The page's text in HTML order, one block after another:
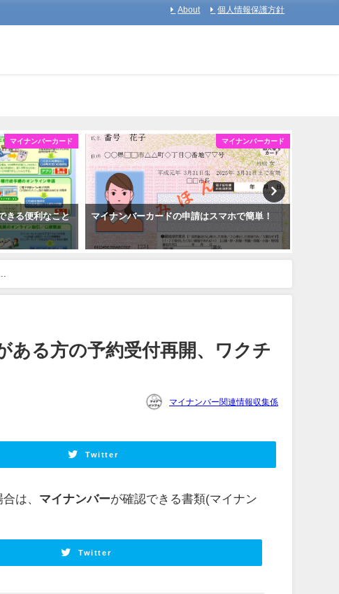
About 個人情報保護方針
マイナンバーカード
きる便利なこと
マイナンバーカード
マイナンバーカードの申請はスマホで簡単！
ある方の予約受付再開、ワクチ
マイナンバー関連情報収集係
Twitter
は、 マイナンバーが確認できる書類(マイナン
Twitter